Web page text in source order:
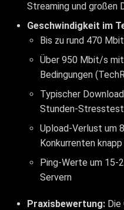
Streaming und großen
Geschwindigkeit im
Bis zu rund 470
Über 950 Mbit/s
Bedingungen
Typischer
Stunden-Stresstest
Upload-Verlust um
Konkurrenten
Ping-Werte um 15-
Servern
Praxisbewertung: Die